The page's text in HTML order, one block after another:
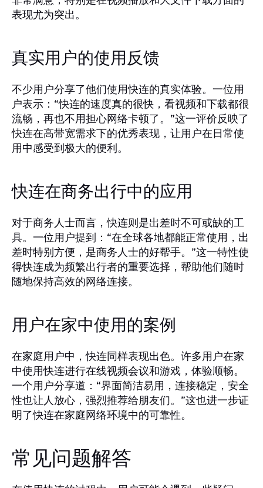
表现尤为突出。
真实用户的使用反馈
不少用户分享了他们使用快连的真实体验。一位用
户表示：“快连的速度真的很快，看视频和下载都很
流畅，再也不用担心网络卡顿了。”这一评价反映了
快连在高带宽需求下的优秀表现，让用户在日常使
用中感受到极大的便利。
快连在商务出行中的应用
对于商务人士而言，快连则是出差时不可或缺的工
具。一位用户提到：“在全球各地都能正常使用，出
差时特别方便，是商务人士的好帮手。”这一特性使
得快连成为频繁出行者的重要选择，帮助他们随时
随地保持高效的网络连接。
用户在家中使用的案例
在家庭用户中，快连同样表现出色。许多用户在家
中使用快连进行在线视频会议和游戏，体验顺畅。
一个用户分享道：“界面简洁易用，连接稳定，安全
性也让人放心，强烈推荐给朋友们。”这也进一步证
明了快连在家庭网络环境中的可靠性。
常见问题解答